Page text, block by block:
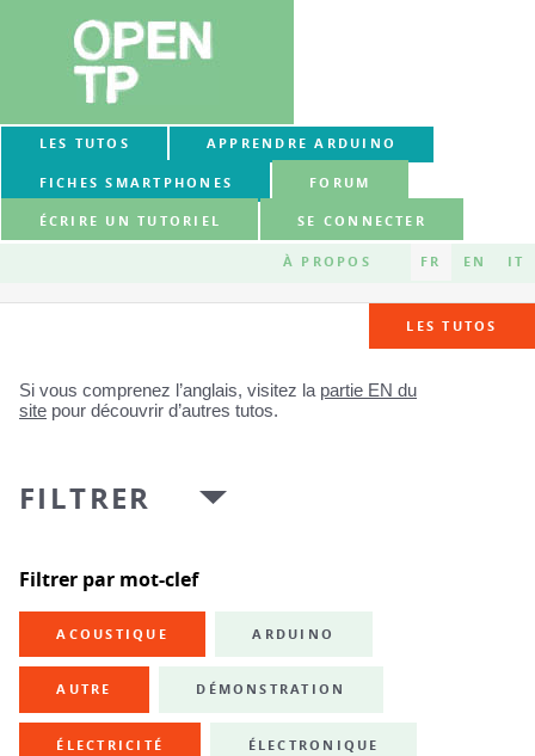
LES TUTOS APPRENDRE ARDUINO
FICHES SMARTPHONES FORUM
ÉCRIRE UN TUTORIEL SE CONNECTER
À PROPOS FR EN IT
LES TUTOS
Si vous comprenez l’anglais, visitez la partie EN du
site pour découvrir d’autres tutos.
FILTRER
Filtrer par mot-clef
ACOUSTIQUE ARDUINO
AUTRE DÉMONSTRATION
ÉLECTRICITÉ ÉLECTRONIQUE